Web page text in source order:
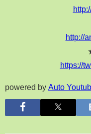
http://
https://
powered by Auto